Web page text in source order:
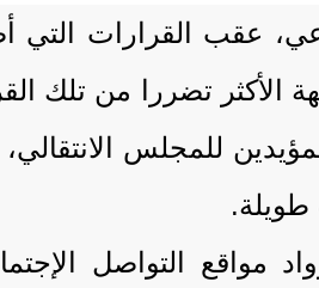
عقب القرارات
الأكثر تضررا من تلك
للمجلس
طويلة.
مواقع التواصل